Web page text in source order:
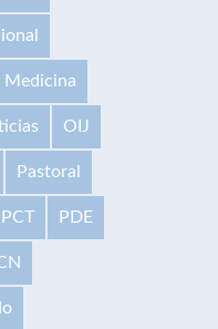
Medicina
OIJ
Pastoral
PCT PDE